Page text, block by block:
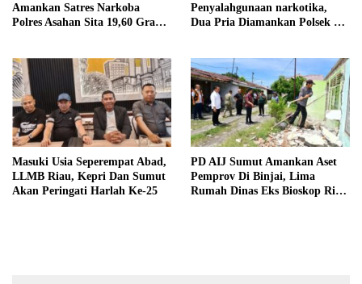
Amankan Satres Narkoba
Polres Asahan Sita 19,60 Gram
Penyalahgunaan narkotika,
Dua Pria Diamankan Polsek Air
Masuki Usia Seperempat Abad,
LLMB Riau, Kepri Dan Sumut
Akan Peringati Harlah Ke-25
PD AIJ Sumut Amankan Aset
Pemprov Di Binjai, Lima
Rumah Dinas Eks Bioskop Ria